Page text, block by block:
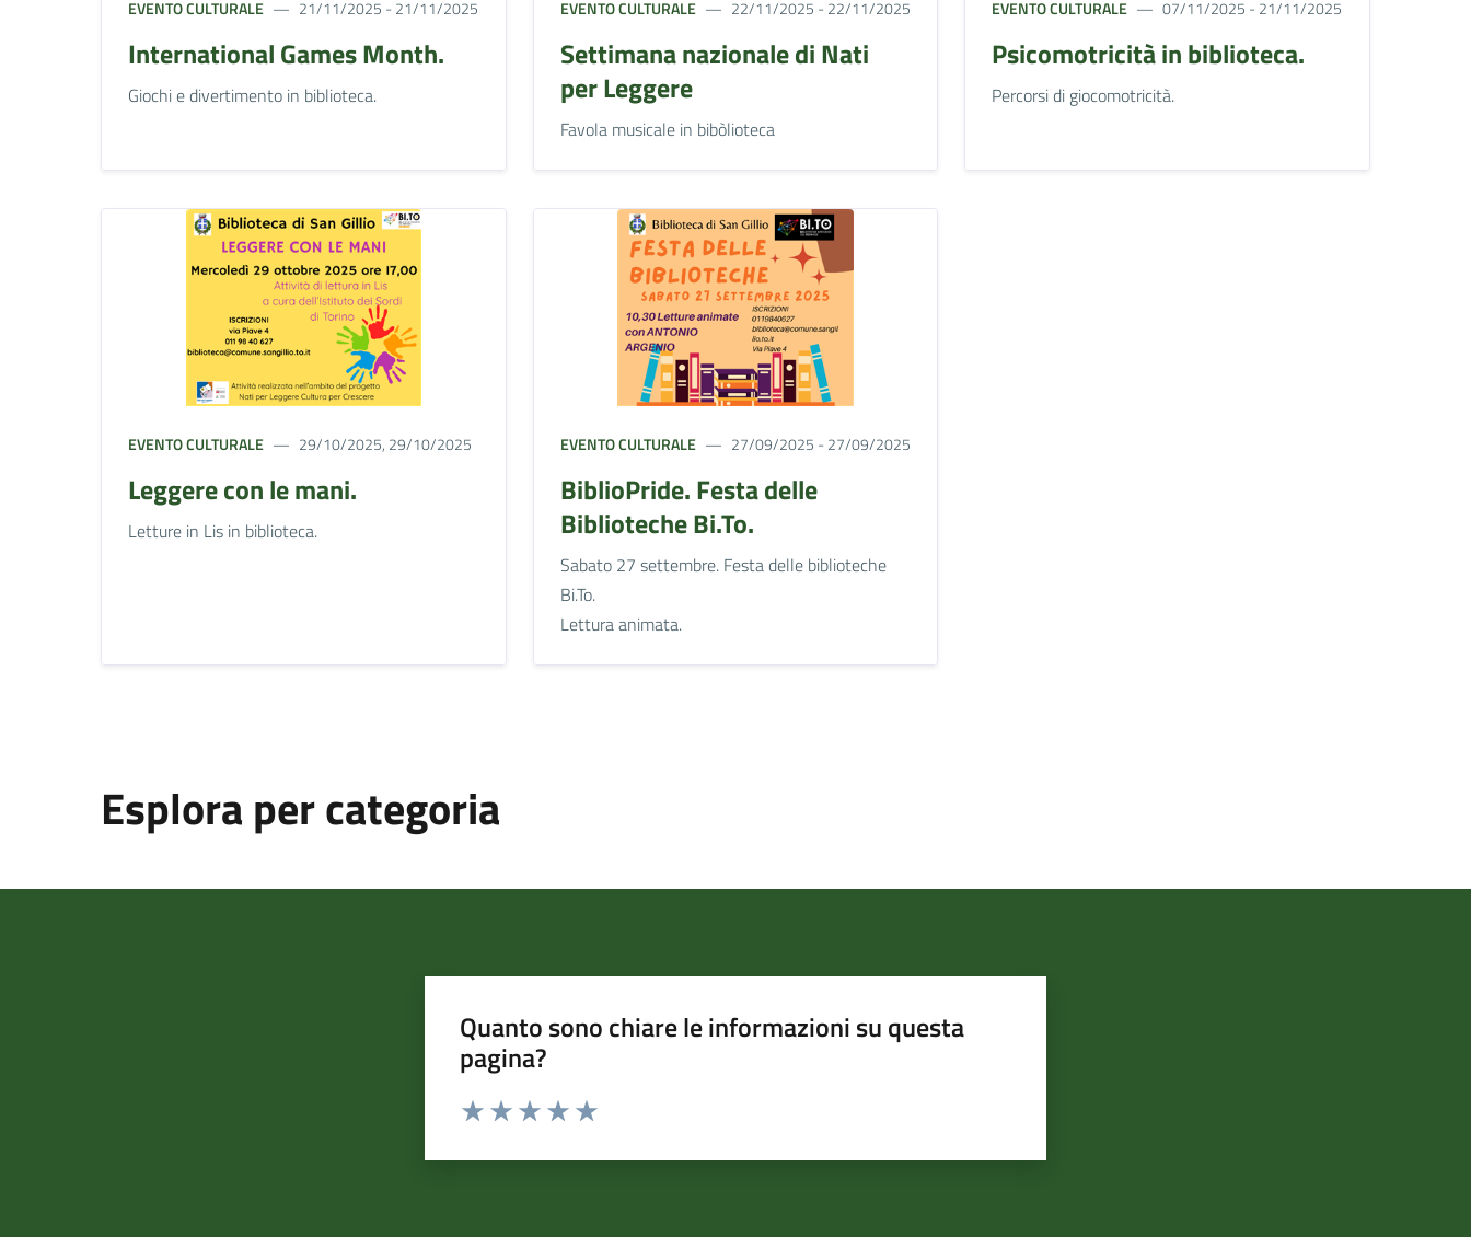
EVENTO CULTURALE 21/11/2025 - 21/11/2025
International Games Month.
Giochi e divertimento in biblioteca.
EVENTO CULTURALE 22/11/2025 - 22/11/2025
Settimana nazionale di Nati
per Leggere
Favola musicale in bibòlioteca
EVENTO CULTURALE 07/11/2025 - 21/11/2025
Psicomotricità in biblioteca.
Percorsi di giocomotricità.
EVENTO CULTURALE 29/10/2025, 29/10/2025
Leggere con le mani.
Letture in Lis in biblioteca.
EVENTO CULTURALE 27/09/2025 - 27/09/2025
BiblioPride. Festa delle
Biblioteche Bi.To.
Sabato 27 settembre. Festa delle biblioteche
Bi.To.
Lettura animata.
Esplora per categoria
Quanto sono chiare le informazioni su questa
pagina?
Valuta da 1 a 5 stelle la pagina